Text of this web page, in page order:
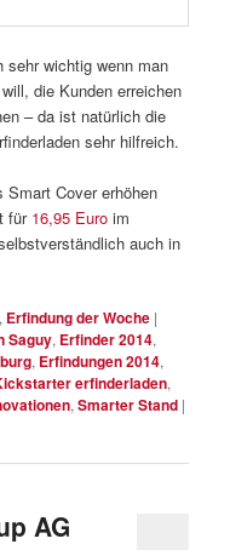
wichtig wenn man
die Kunden erreichen
– da ist natürlich die
sehr hilfreich.
Cover erhöhen
für 16,95 Euroim
auch in
, Erfindung der Woche |
Saguy, Erfinder 2014,
, Erfindungen 2014,
erfinderladen,
,Smarter Stand |
AG